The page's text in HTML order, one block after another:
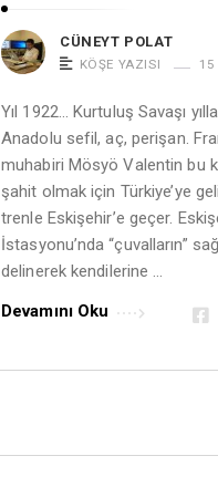
CÜNEYT POLAT
KÖŞE YAZISI 15
Yıl 1922… Kurtuluş Savaşı
Anadolu sefil, aç, perişan.
muhabiri Mösyö Valentin bu
şahit olmak için Türkiye’ye
trenle Eskişehir’e geçer.
İstasyonu’nda “çuvalların”
delinerek kendilerine …
Devamını Oku